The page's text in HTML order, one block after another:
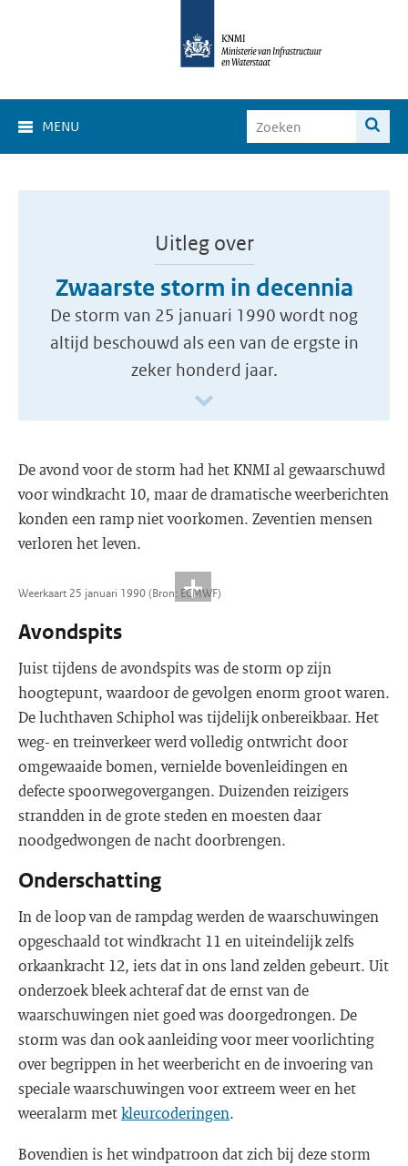
MENU
Uitleg over
Zwaarste storm in decennia
De storm van 25 januari 1990 wordt nog
altijd beschouwd als een van de ergste in
zeker honderd jaar.
De avond voor de storm had het KNMI al gewaarschuwd
voor windkracht 10, maar de dramatische weerberichten
konden een ramp niet voorkomen. Zeventien mensen
verloren het leven.
Weerkaart 25 januari 1990 (Bron: ECMWF)
Avondspits
Juist tijdens de avondspits was de storm op zijn
hoogtepunt, waardoor de gevolgen enorm groot waren.
De luchthaven Schiphol was tijdelijk onbereikbaar. Het
weg- en treinverkeer werd volledig ontwricht door
omgewaaide bomen, vernielde bovenleidingen en
defecte spoorwegovergangen. Duizenden reizigers
strandden in de grote steden en moesten daar
noodgedwongen de nacht doorbrengen.
Onderschatting
In de loop van de rampdag werden de waarschuwingen
opgeschaald tot windkracht 11 en uiteindelijk zelfs
orkaankracht 12, iets dat in ons land zelden gebeurt. Uit
onderzoek bleek achteraf dat de ernst van de
waarschuwingen niet goed was doorgedrongen. De
storm was dan ook aanleiding voor meer voorlichting
over begrippen in het weerbericht en de invoering van
speciale waarschuwingen voor extreem weer en het
weeralarm metkleurcoderingen.
Bovendien is het windpatroon dat zich bij deze storm